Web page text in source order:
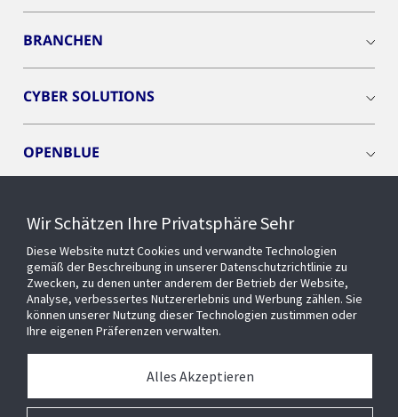
BRANCHEN
CYBER SOLUTIONS
OPENBLUE
EVENTS
Über uns
Wir Schätzen Ihre Privatsphäre Sehr
Diese Website nutzt Cookies und verwandte Technologien
gemäß der Beschreibung in unserer Datenschutzrichtlinie zu
Zwecken, zu denen unter anderem der Betrieb der Website,
Analyse, verbessertes Nutzererlebnis und Werbung zählen. Sie
können unserer Nutzung dieser Technologien zustimmen oder
Ihre eigenen Präferenzen verwalten.
Alles Akzeptieren